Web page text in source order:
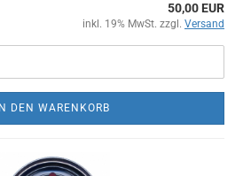
50,00 EUR
inkl. 19% MwSt. zzgl. Versand
IN DEN WARENKORB